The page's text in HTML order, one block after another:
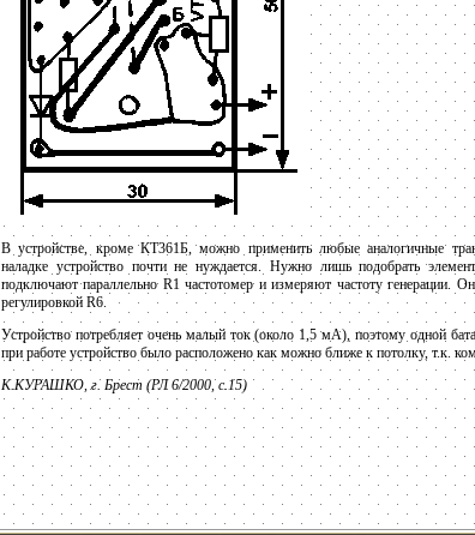
В устройстве, кроме КТ361Б, можно применить любые аналогичные
наладке устройство почти не нуждается. Нужно лишь подобрать
подключают параллельно R1 частотомер и измеряют частоту генерации.
регулировкой R6.
Устройство потребляет очень малый ток (около 1,5 мА), поэтому одной
при работе устройство было расположено как можно ближе к потолку, т.к.
К.КУРАШКО, г. Брест (РЛ 6/2000, с.15)